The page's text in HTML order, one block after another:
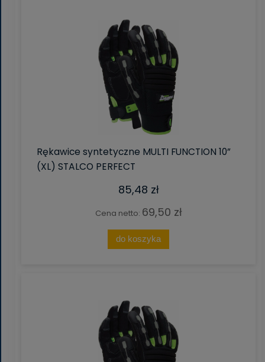
Rękawice syntetyczne MULTI FUNCTION 10”
(XL) STALCO PERFECT
85,48 zł
Cena netto: 69,50 zł
do koszyka